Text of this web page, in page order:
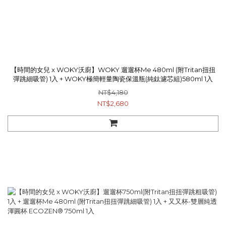
【時間的女兒 x WOKY沃廚】WOKY 遛遛杯Me 480ml (附Tritan扭扭
彈跳細吸管) 1入 + WOKY極簡輕量陶瓷保溫瓶(純鈦濾芯組)580ml 1入
NT$4,180
NT$2,680